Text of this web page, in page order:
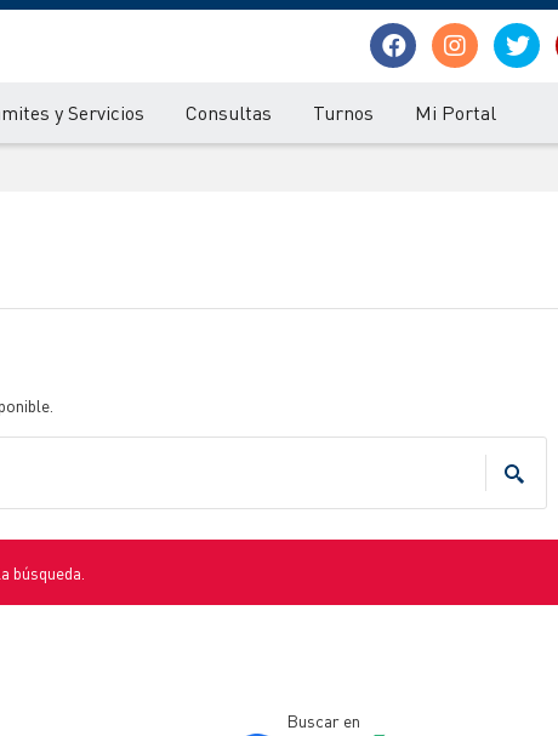
y Servicios Consultas Turnos Mi Portal
búsqueda.
Buscar en